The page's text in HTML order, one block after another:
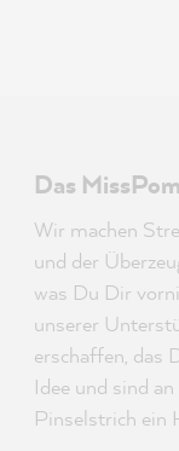
Das
Wir machen
und der
was Du Dir
unserer
erschaffen, das
Idee und sind
Pinselstrich ein